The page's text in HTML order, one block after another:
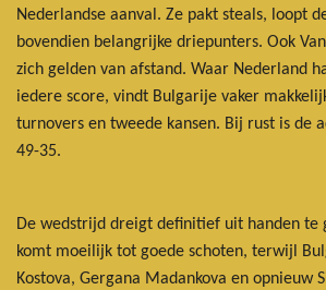
Nederlandse aanval. Ze pakt steals, loopt
bovendien belangrijke driepunters. Ook
zich gelden van afstand. Waar Nederland
iedere score, vindt Bulgarije vaker
turnovers en tweede kansen. Bij rust is de
49-35.
De wedstrijd dreigt definitief uit handen te
komt moeilijk tot goede schoten, terwijl
Kostova, Gergana Madankova en opnieuw